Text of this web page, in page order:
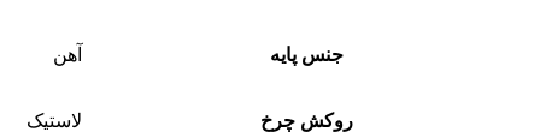
جنس پایه آهن
روکش چرخ لاستیک